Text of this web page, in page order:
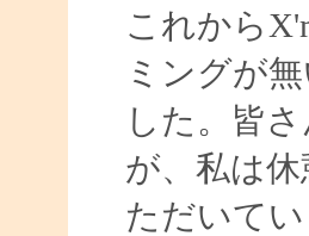
これから
ミングが
した。皆
が、私は
ただいて